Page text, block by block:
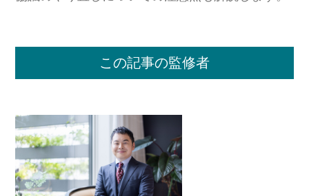
この記事の監修者